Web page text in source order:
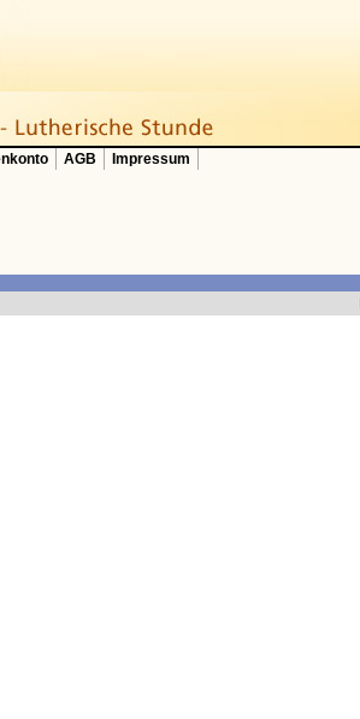
AGB Impressum